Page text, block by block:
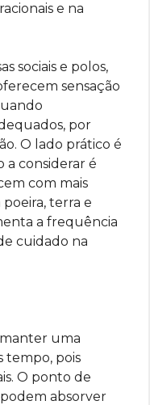
e na
sociais e polos,
sensação
por
O lado prático é
a considerar é
com mais
terra e
a frequência
cuidado na
uma
tempo, pois
O ponto de
absorver